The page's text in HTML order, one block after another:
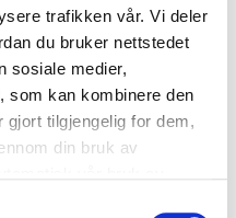
trafikken vår. Vi deler
du bruker nettstedet
sosiale medier,
som kan kombinere den
gjort tilgjengelig for dem,
din bruk av
drikker,
av «on-
2020), førte til at
år for